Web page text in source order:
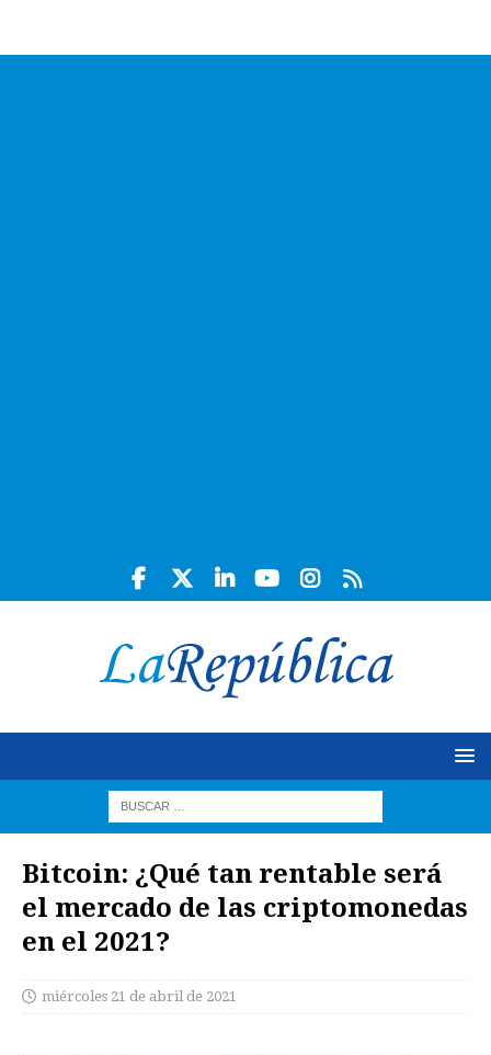
Bitcoin: ¿Qué tan rentable será
el mercado de las criptomonedas
en el 2021?
miércoles 21 de abril de 2021